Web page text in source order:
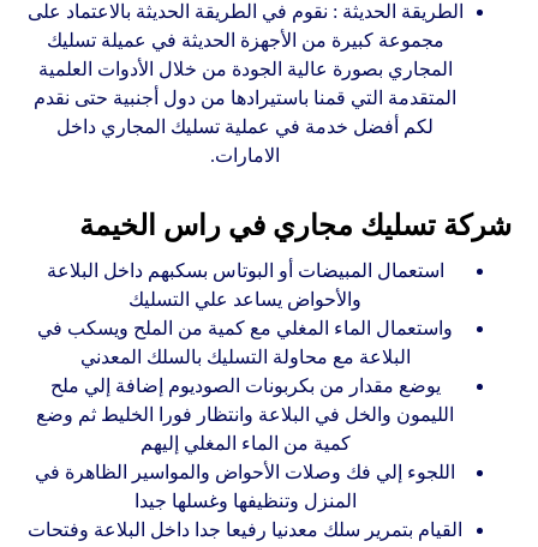
الطريقة الحديثة : نقوم في الطريقة الحديثة بالاعتماد على
مجموعة كبيرة من الأجهزة الحديثة في عميلة تسليك
المجاري بصورة عالية الجودة من خلال الأدوات العلمية
المتقدمة التي قمنا باستيرادها من دول أجنبية حتى نقدم
لكم أفضل خدمة في عملية تسليك المجاري داخل
الامارات.
شركة تسليك مجاري في راس الخيمة
استعمال المبيضات أو البوتاس بسكبهم داخل البلاعة
والأحواض يساعد علي التسليك
واستعمال الماء المغلي مع كمية من الملح ويسكب في
البلاعة مع محاولة التسليك بالسلك المعدني
يوضع مقدار من بكربونات الصوديوم إضافة إلي ملح
الليمون والخل في البلاعة وانتظار فورا الخليط ثم وضع
كمية من الماء المغلي إليهم
اللجوء إلي فك وصلات الأحواض والمواسير الظاهرة في
المنزل وتنظيفها وغسلها جيدا
القيام بتمرير سلك معدنيا رفيعا جدا داخل البلاعة وفتحات